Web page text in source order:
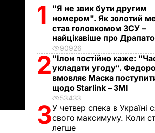
1
"Я не звик бути другим
номером". Як золотий
став головкомом ЗСУ –
найцікавіше про
90926
2 "Ілон постійно каже:
укладати угоду".
вмовляє Маска
щодо Starlink – ЗМІ
53433
3У четвер спека в Україні
свого максимуму. Коли
легше